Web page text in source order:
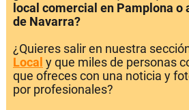
local comercial en Pamplona o
de Navarra?
¿Quieres salir en nuestra
Local y que miles de personas
que ofreces con una noticia y
por profesionales?